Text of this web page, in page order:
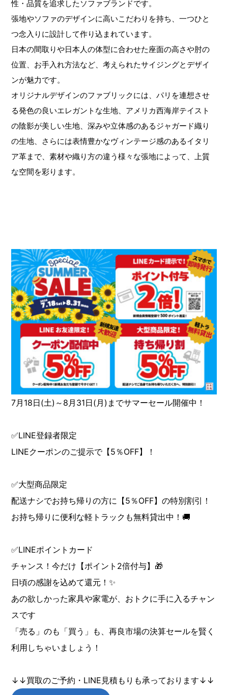
性・品質を追求したソファブランドです。
張地やソファのデザインに高いこだわりを持ち、一つひと
つ念入りに設計して作り込まれています。
日本の間取りや日本人の体型に合わせた座面の高さや肘の
位置、お手入れ方法など、考えられたサイジングとデザイ
ンが魅力です。
オリジナルデザインのファブリックには、パリを連想させ
る発色の良いエレガントな生地、アメリカ西海岸テイスト
の陰影が美しい生地、深みや立体感のあるジャガード織り
の生地、さらには表情豊かなヴィンテージ感のあるイタリ
ア革まで、素材や織り方の違う様々な張地によって、上質
な空間を彩ります。
7月18日(土)～8月31日(月)までサマーセール開催中！
✅LINE登録者限定
LINEクーポンのご提示で【5％OFF】！
✅大型商品限定
配送ナシでお持ち帰りの方に【5％OFF】の特別割引！
お持ち帰りに便利な軽トラックも無料貸出中！🚚
✅LINEポイントカード
チャンス！今だけ【ポイント2倍付与】🎁
日頃の感謝を込めて還元！✨
あの欲しかった家具や家電が、おトクに手に入るチャン
スです
「売る」のも「買う」も、再良市場の決算セールを賢く
利用しちゃいましょう！
↓↓買取のご予約・LINE見積もりも承っております↓↓